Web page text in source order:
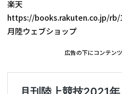
楽天
https://books.rakuten.co.jp/rb/
月陸ウェブショップ
広告の下にコンテン